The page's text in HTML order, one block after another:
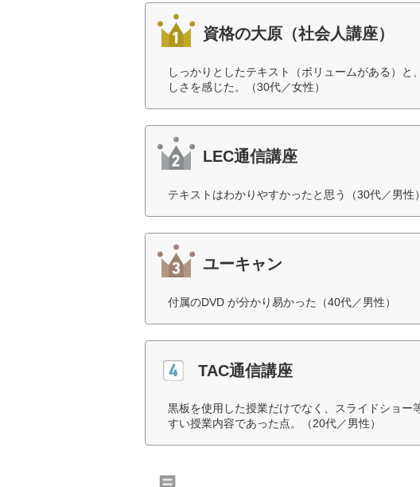
資格の大原（社会人講座）
しっかりとしたテキスト（ボリュームがある）
しさを感じた。（30代／女性）
LEC通信講座
テキストはわかりやすかったと思う（30代／男性）
ユーキャン
付属のDVD が分かり易かった（40代／男性）
TAC通信講座
黒板を使用した授業だけでなく、スライドショ
すい授業内容であった点。（20代／男性）